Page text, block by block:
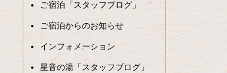
ご宿泊「スタッフブログ」
ご宿泊からのお知らせ
インフォメーション
星音の湯「スタッフブログ」